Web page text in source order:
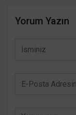
Yorum Yazın